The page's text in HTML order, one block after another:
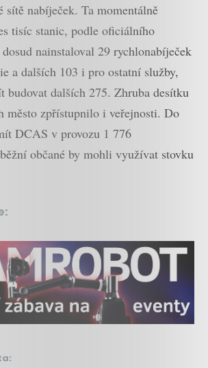
sítě nabíječek. Ta momentálně
tisíc stanic, podle oficiálního
nainstaloval 29 rychlonabíječek
a dalších 103 i pro ostatní služby,
budovat dalších 275. Zhruba desítku
město zpřístupnilo i veřejnosti. Do
DCAS v provozu 1 776
občané by mohli využívat stovku